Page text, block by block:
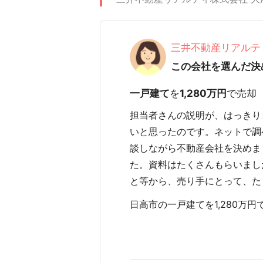
三井不動産リアル
この会社を選んだ
一戸建てを1,280万円 で売却
担当者さんの説明が、はっき
いと思ったのです。ネットで
談しながら不動産会社を決め
た。資料はたくさんもらいま
と等から、売り手にとって、
日高市の一戸建てを1,280万